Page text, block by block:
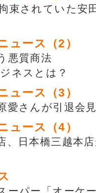
束されていた安
ュース（2）
悪質商法
ネスとは？
ュース（3）
愛さんが引退会
ュース（4）
、日本橋三越本